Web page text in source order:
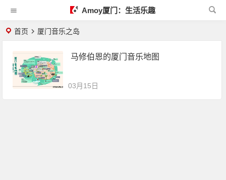
Amoy厦门：生活乐趣
首页 厦门音乐之岛
马修伯恩的厦门音乐地图
03月15日